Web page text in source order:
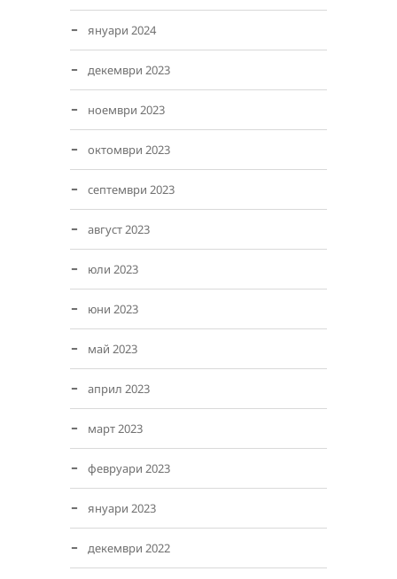
януари 2024
декември 2023
ноември 2023
октомври 2023
септември 2023
август 2023
юли 2023
юни 2023
май 2023
април 2023
март 2023
февруари 2023
януари 2023
декември 2022